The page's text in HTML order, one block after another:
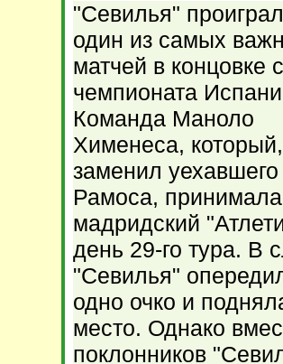
"Севилья"
один из самых
матчей в концовке
чемпионата
Команда Маноло
Хименеса,
заменил
Рамоса,
мадридский
день 29-го тура. В
"Севилья"
одно очко и
место. Однако
поклонников